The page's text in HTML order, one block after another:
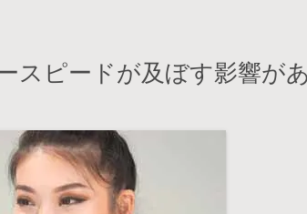
スピードが及ぼす影響があ